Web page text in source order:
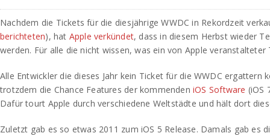
Nachdem die Tickets für die diesjährige WWDC in Rekordzeit
berichteten), hat Apple verkündet, dass in diesem Herbst wieder
werden. Für alle die nicht wissen, was ein von Apple veranstalteter
Alle Entwickler die dieses Jahr kein Ticket für die WWDC ergattern
trotzdem die Chance Features der kommendeniOS Software (iOS
Dafür tourt Apple durch verschiedene Weltstädte und hält dort
Zuletzt gab es so etwas 2011 zum iOS 5 Release. Damals gab es